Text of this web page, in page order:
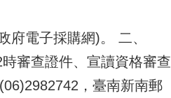
電子採購網)。 二、
審查證件、宣讀資格審查
，臺南新南郵